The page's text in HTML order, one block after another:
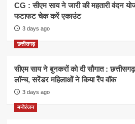
CG : सीएम साय ने जारी की महतारी वंदन
फटाफट चेक करें एकाउंट
3 days ago
छत्तीसगढ़
सीएम साय ने बुनकरों को दी सौगात :
लॉन्च, सरेंडर महिलाओं ने किया रैंप वॉक
3 days ago
मनोरंजन